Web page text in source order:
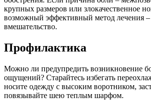
крупных размеров или злокачественное
возможный эффективный метод лечения –
вмешательство.
Профилактика
Можно ли предупредить возникновение
ощущений? Старайтесь избегать
носите одежду с высоким воротником,
повязывайте шею теплым шарфом.